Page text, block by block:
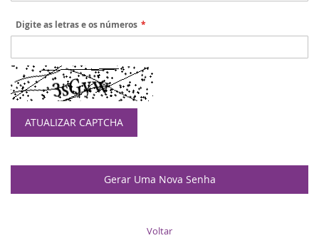
Digite as letras e os números
ATUALIZAR CAPTCHA
Gerar Uma Nova Senha
Voltar